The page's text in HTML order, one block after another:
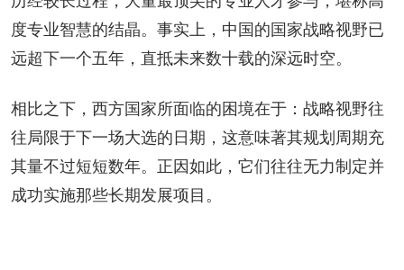
度专业智慧的结晶。事实上，中国的国家战略视野已
远超下一个五年，直抵未来数十载的深远时空。
相比之下，西方国家所面临的困境在于：战略视野往
往局限于下一场大选的日期，这意味著其规划周期充
其量不过短短数年。正因如此，它们往往无力制定并
成功实施那些长期发展项目。